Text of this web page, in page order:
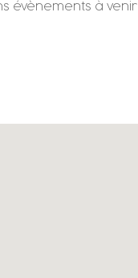
évènements à venir